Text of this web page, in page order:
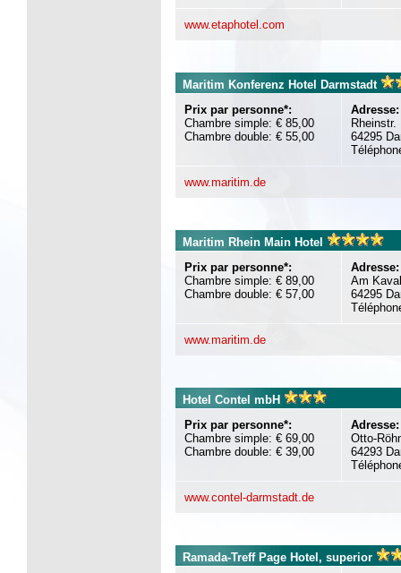
www.etaphotel.com
Maritim Konferenz Hotel Darmstadt
Prix par personne*:
Chambre simple: € 85,00
Chambre double: € 55,00
Adresse:
Rheinstr.
64295
www.maritim.de
Maritim Rhein Main Hotel
Prix par personne*:
Chambre simple: € 89,00
Chambre double: € 57,00
Adresse:
Am
64295
www.maritim.de
Hotel Contel mbH
Prix par personne*:
Chambre simple: € 69,00
Chambre double: € 39,00
Adresse:
Otto-
64293
www.contel-darmstadt.de
Ramada-Treff Page Hotel, superior